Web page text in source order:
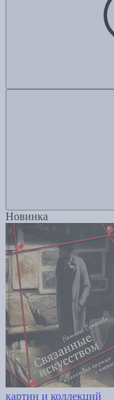
Новинка
картин и коллекций